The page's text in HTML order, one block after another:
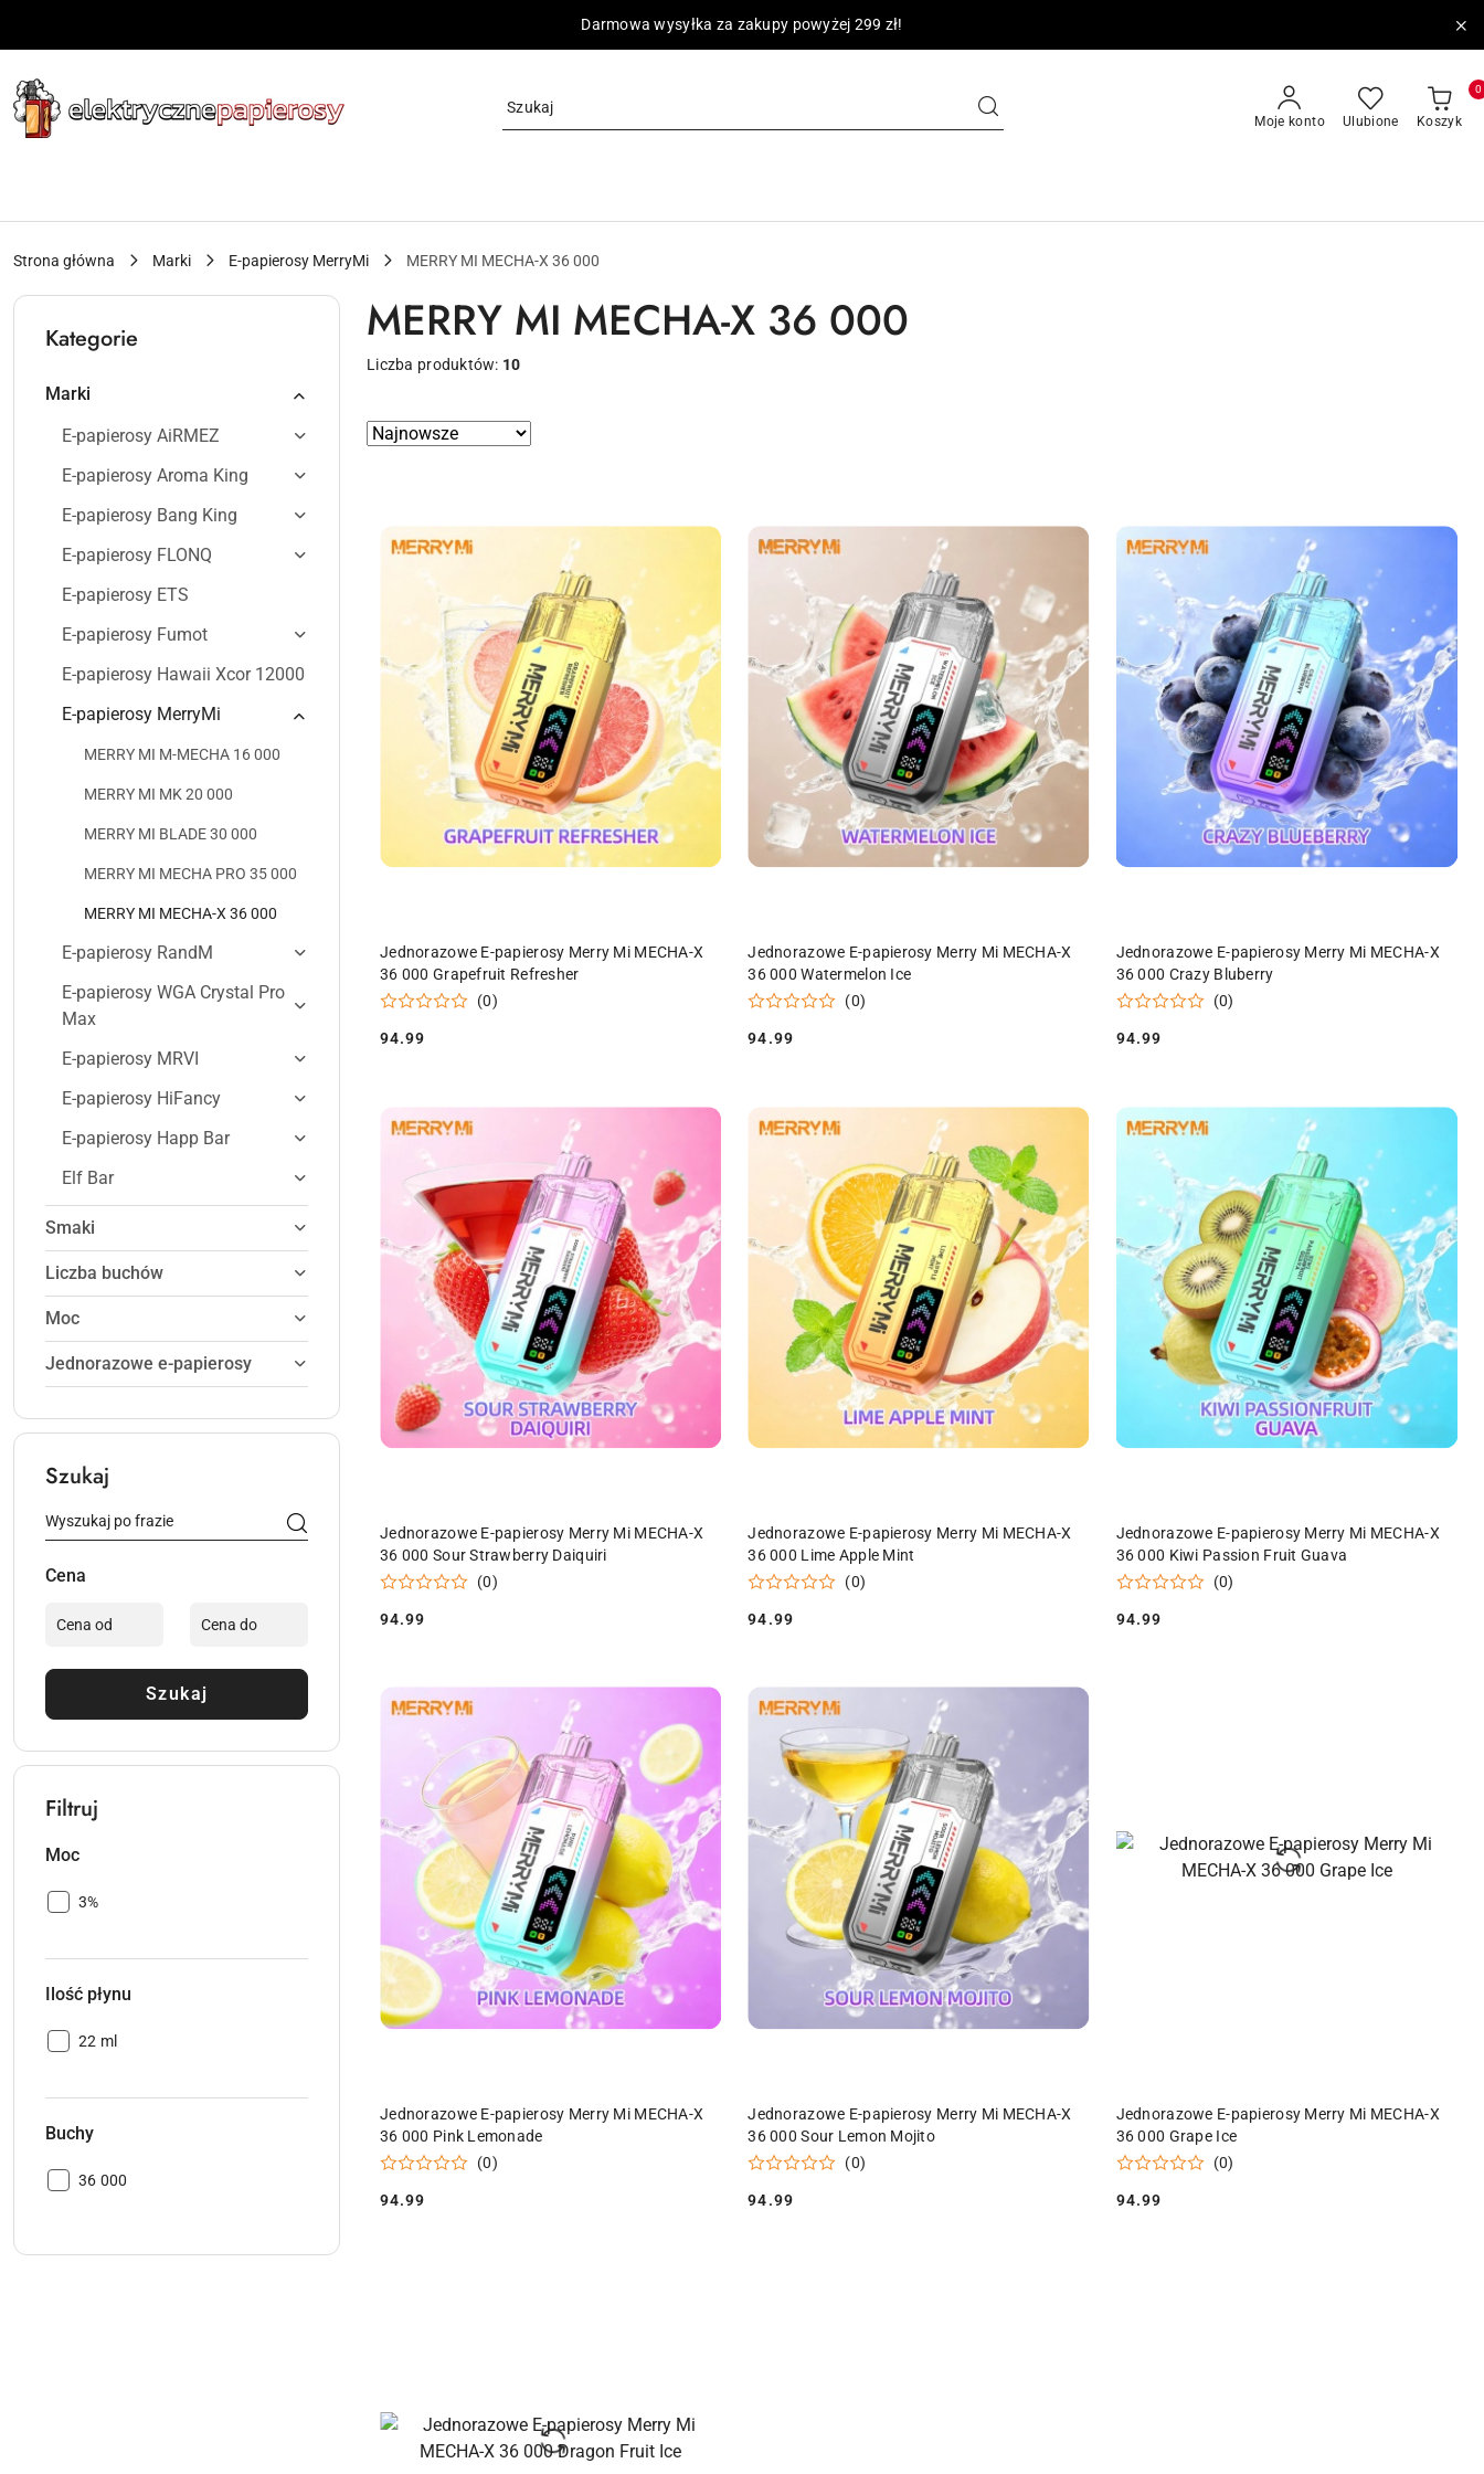
Darmowa wysyłka za zakupy powyżej 299 zł!
Moje konto Ulubione Koszyk
0
Strona główna Marki E-papierosy MerryMi MERRY MI MECHA-X 36 000
Kategorie
Marki
E-papierosy AiRMEZ
E-papierosy Aroma King
E-papierosy Bang King
E-papierosy FLONQ
E-papierosy ETS
E-papierosy Fumot
E-papierosy Hawaii Xcor 12000
E-papierosy MerryMi
MERRY MI M-MECHA 16 000
MERRY MI MK 20 000
MERRY MI BLADE 30 000
MERRY MI MECHA PRO 35 000
MERRY MI MECHA-X 36 000
E-papierosy RandM
E-papierosy WGA Crystal Pro
Max
E-papierosy MRVI
E-papierosy HiFancy
E-papierosy Happ Bar
Elf Bar
Smaki
Liczba buchów
Moc
Jednorazowe e-papierosy
Szukaj
Cena
Szukaj
Filtruj
Moc
Moc:
3%
Ilość płynu
Ilość
22 ml
Buchy
Buchy:
36 000
MERRY MI MECHA-X 36 000
Liczba produktów: 10
Zastosowano
Sortuj
Jednorazowe E-papierosy Merry Mi MECHA-X
36 000 Grapefruit Refresher
(0)
Cena:
94.99
DO KOSZYKA
Jednorazowe E-papierosy Merry Mi MECHA-X
36 000 Watermelon Ice
(0)
Cena:
94.99
DO KOSZYKA
Jednorazowe E-papierosy Merry Mi MECHA-X
36 000 Crazy Bluberry
(0)
Cena:
94.99
DO KOSZYKA
Jednorazowe E-papierosy Merry Mi MECHA-X
36 000 Sour Strawberry Daiquiri
(0)
Cena:
94.99
DO KOSZYKA
Jednorazowe E-papierosy Merry Mi MECHA-X
36 000 Lime Apple Mint
(0)
Cena:
94.99
Jednorazowe E-papierosy Merry Mi MECHA-X
36 000 Kiwi Passion Fruit Guava
(0)
Cena:
94.99
Jednorazowe E-papierosy Merry Mi MECHA-X
36 000 Pink Lemonade
(0)
Cena:
94.99
DO KOSZYKA
Jednorazowe E-papierosy Merry Mi MECHA-X
36 000 Sour Lemon Mojito
(0)
Cena:
94.99
Jednorazowe E-papierosy Merry Mi MECHA-X
36 000 Grape Ice
(0)
Cena:
94.99